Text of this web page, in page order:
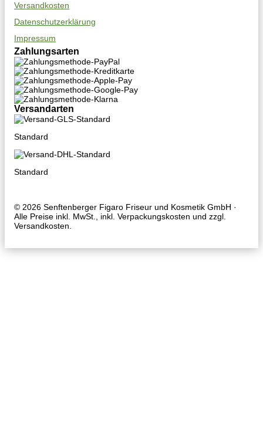
Versandkosten
Datenschutzerklärung
Impressum
Zahlungsarten
Versandarten
Standard
Standard
© 2026 Senftenberger Figaro Friseur und Kosmetik GmbH ·
Alle Preise inkl. MwSt., inkl. Verpackungskosten und zzgl.
Versandkosten.